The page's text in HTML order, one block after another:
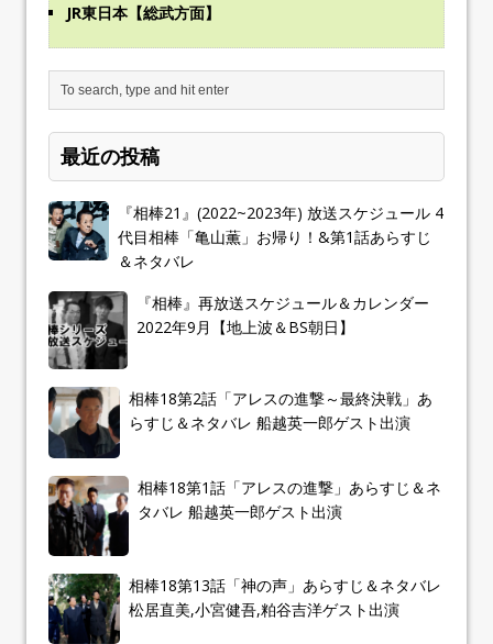
JR東日本【総武方面】
最近の投稿
『相棒21』(2022~2023年) 放送スケジュール 4
代目相棒「亀山薫」お帰り！&第1話あらすじ
＆ネタバレ
『相棒』再放送スケジュール＆カレンダー
2022年9月【地上波＆BS朝日】
相棒18第2話「アレスの進撃～最終決戦」あ
らすじ＆ネタバレ 船越英一郎ゲスト出演
相棒18第1話「アレスの進撃」あらすじ＆ネ
タバレ 船越英一郎ゲスト出演
相棒18第13話「神の声」あらすじ＆ネタバレ
松居直美,小宮健吾,粕谷吉洋ゲスト出演